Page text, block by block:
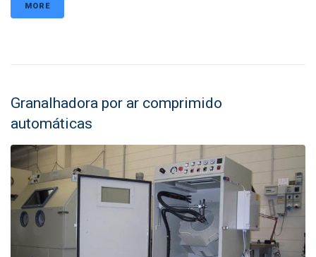
MORE
Granalhadora por ar comprimido
automáticas